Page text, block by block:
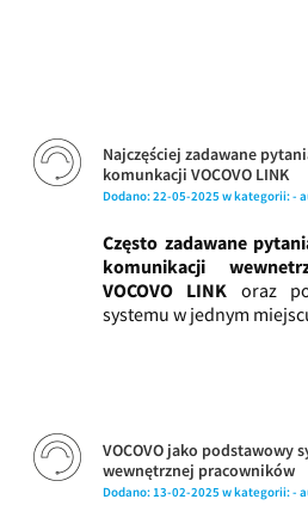
Najczęściej zadawane
komunkacji VOCOVO LINK
Dodano:22-05-2025 w kategorii:-
Często zadawane
komunikacji
VOCOVO LINK oraz
systemu w jednym
VOCOVO jako podstawowy
wewnętrznej pracowników
Dodano:13-02-2025 w kategorii:-